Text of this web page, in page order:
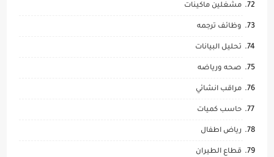
مشغلين ماكينات
وظائف ترجمه
تحليل البيانات
صحه ورياضه
مراقب انشائي
حاسب كميات
رياض اطفال
قطاع الطيران